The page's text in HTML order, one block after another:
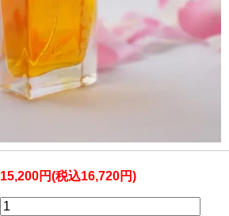
15,200円(税込16,720円)